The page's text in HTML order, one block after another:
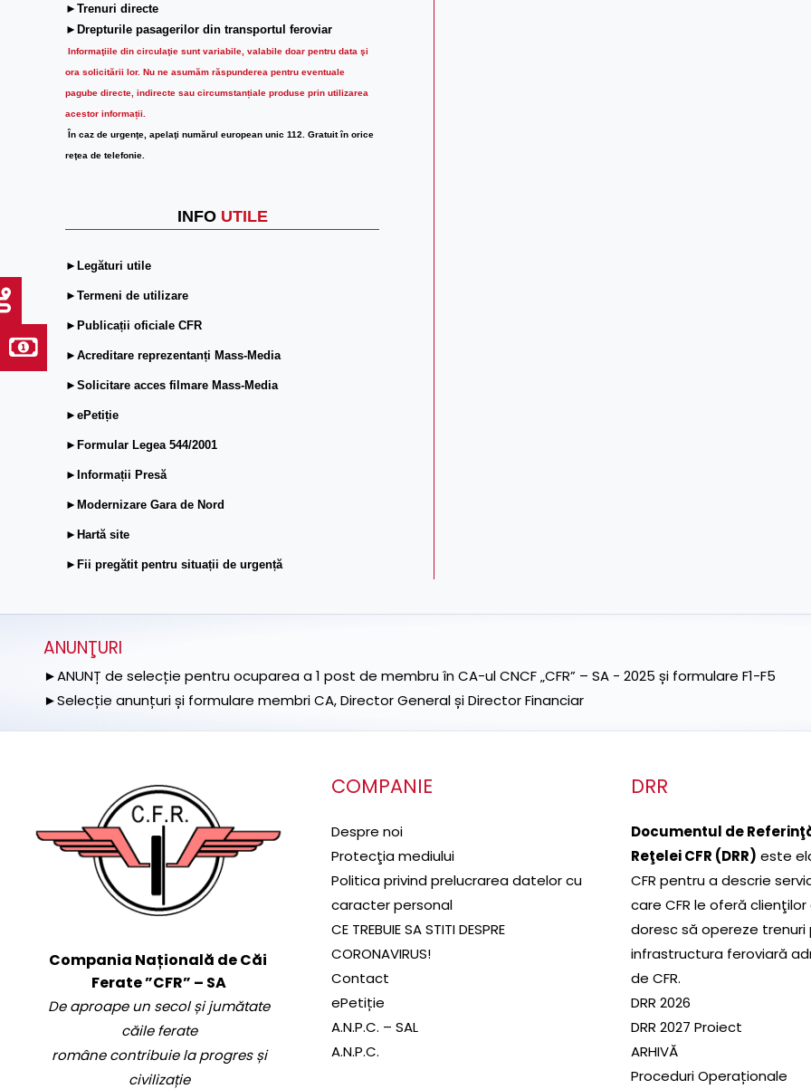
►Trenuri directe
►Drepturile pasagerilor din transportul feroviar
Informaţiile din circulaţie sunt variabile, valabile doar pentru data şi
ora solicitării lor. Nu ne asumăm răspunderea pentru eventuale
pagube directe, indirecte sau circumstanțiale produse prin utilizarea
acestor informații.
În caz de urgenţe, apelaţi numărul european unic 112. Gratuit în orice
reţea de telefonie.
INFO UTILE
►Legături utile
►Termeni de utilizare
►Publicații oficiale CFR
►Acreditare reprezentanți Mass-Media
►Solicitare acces filmare Mass-Media
►ePetiție
►Formular Legea 544/2001
►Informații Presă
►Modernizare Gara de Nord
►Hartă site
►Fii pregătit pentru situații de urgență
ANUNŢURI
►ANUNȚ de selecție pentru ocuparea a 1 post de membru în CA-ul CNCF „CFR” – SA - 2025 și formulare F1-F5
►Selecție anunțuri și formulare membri CA, Director General și Director Financiar
Compania Națională de Căi
Ferate ”CFR” – SA
De aproape un secol și jumătate
căile ferate
române contribuie la progres și
civilizație
COMPANIE
Despre noi
Protecţia mediului
Politica privind prelucrarea datelor cu
caracter personal
CE TREBUIE SA STITI DESPRE
CORONAVIRUS!
Contact
ePetiție
A.N.P.C. – SAL
A.N.P.C.
DRR
Documentul de
Reţelei CFR (DRR) este
CFR pentru a descrie
care CFR le oferă clienţilor
doresc să opereze trenuri
infrastructura feroviară
de CFR.
DRR 2026
DRR 2027 Proiect
ARHIVĂ
Proceduri Operaționale